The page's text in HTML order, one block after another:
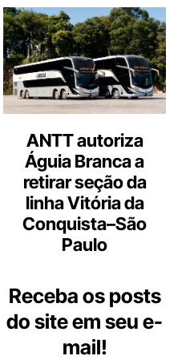
ANTT autoriza
Águia Branca a
retirar seção da
linha Vitória da
Conquista–São
Paulo
Receba os posts
do site em seu e-
mail!